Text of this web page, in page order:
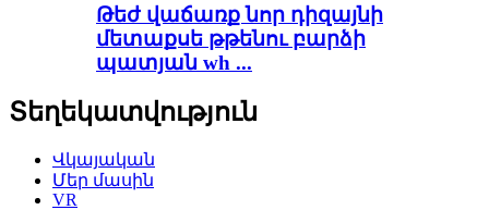
Թեժ վաճառք նոր դիզայնի
մետաքսե թթենու բարձի
պատյան wh ...
Տեղեկատվություն
Վկայական
Մեր մասին
VR